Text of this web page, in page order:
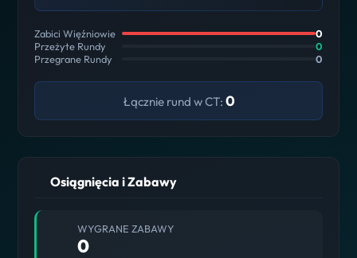
Zabici Więźniowie
0
Przeżyte Rundy
0
Przegrane Rundy
0
Łącznie rund w CT: 0
Osiągnięcia i Zabawy
WYGRANE ZABAWY
0